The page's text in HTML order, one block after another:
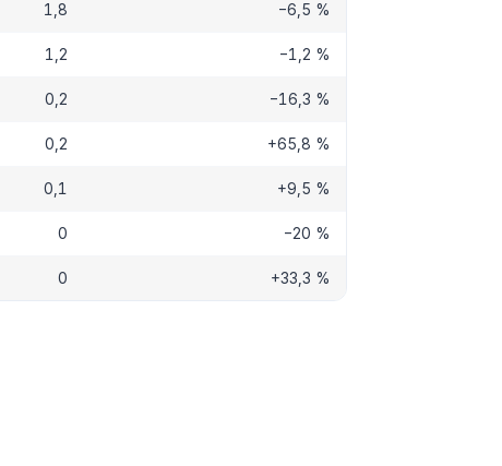
1,8 −6,5 %
1,2 −1,2 %
0,2 −16,3 %
0,2 +65,8 %
0,1 +9,5 %
0 −20 %
0 +33,3 %